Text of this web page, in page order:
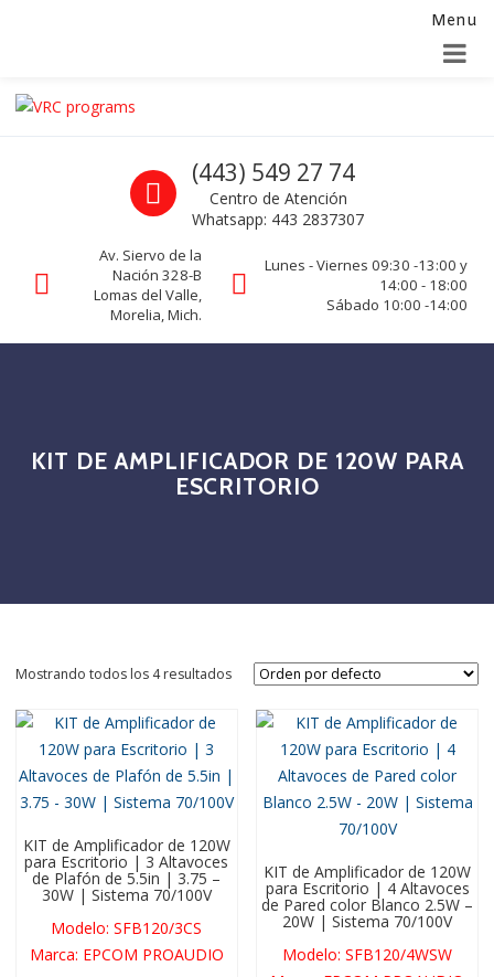
Menu
Skip to navigation
Skip to content
La seguridad de su empresa es nuestro negocio.
Call us
(443) 549 27 74
Centro de Atención
Whatsapp: 443 2837307
Av. Siervo de la
Nación 328-B
Lomas del Valle,
Morelia, Mich.
Lunes - Viernes 09:30 -13:00 y
14:00 - 18:00
Sábado 10:00 -14:00
KIT DE AMPLIFICADOR DE 120W PARA
ESCRITORIO
Mostrando todos los 4 resultados
KIT de Amplificador de 120W
para Escritorio | 3 Altavoces
de Plafón de 5.5in | 3.75 –
30W | Sistema 70/100V
Modelo:SFB120/3CS
Marca: EPCOM PROAUDIO
KIT de Amplificador de 120W
para Escritorio | 4 Altavoces
de Pared color Blanco 2.5W –
20W | Sistema 70/100V
Modelo:SFB120/4WSW